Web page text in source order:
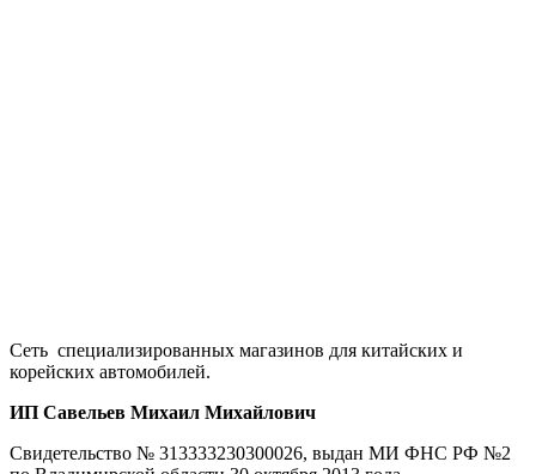
Сеть специализированных магазинов для китайских и
корейских автомобилей.
ИП Савельев Михаил Михайлович
Свидетельство № 313333230300026, выдан МИ ФНС РФ №2